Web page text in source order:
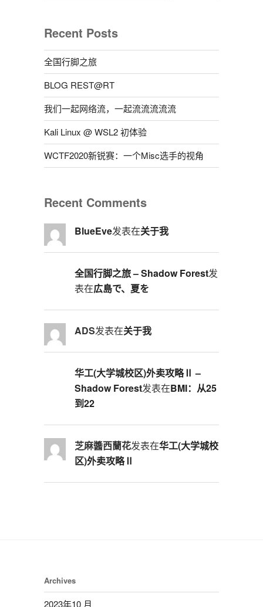
Recent Posts
全国行脚之旅
BLOG REST@RT
我们一起网络流，一起流流流流流
Kali Linux @ WSL2 初体验
WCTF2020新锐赛：一个Misc选手的视角
Recent Comments
BlueEve发表在关于我
全国行脚之旅 – Shadow Forest发
表在広島で、夏を
ADS发表在关于我
华工(大学城校区)外卖攻略Ⅱ –
Shadow Forest发表在BMI：从25
到22
芝麻醬西蘭花发表在华工(大学城校
区)外卖攻略Ⅱ
Archives
2023年10 月